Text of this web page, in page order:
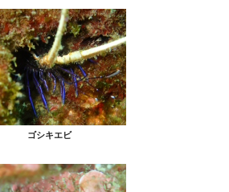
ゴシキエビ